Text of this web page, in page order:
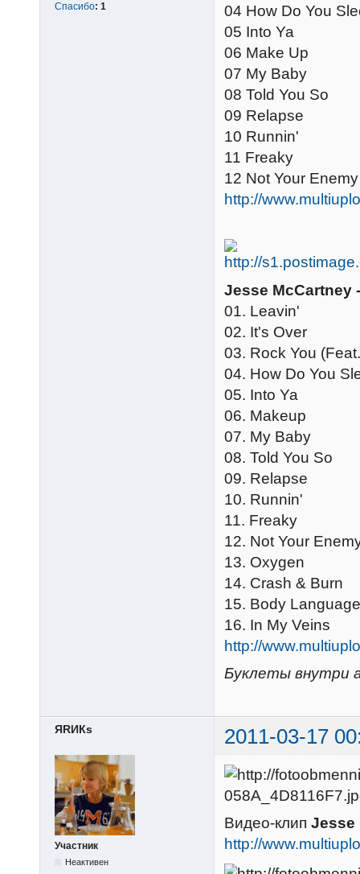
Спасибо: 1
04 How Do You
05 Into Ya
06 Make Up
07 My Baby
08 Told You So
09 Relapse
10 Runnin'
11 Freaky
12 Not Your Enemy
http://
Jesse McCartney
01. Leavin'
02. It's Over
03. Rock You
04. How Do You
05. Into Ya
06. Makeup
07. My Baby
08. Told You So
09. Relapse
10. Runnin'
11. Freaky
12. Not Your
13. Oxygen
14. Crash & Burn
15. Body Language
16. In My Veins
http://
Буклеты внутри
ЯRИКs 2011-03-17
Участник
Неактивен
Видео-клип Jesse
http://